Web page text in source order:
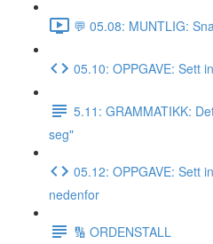
💬 05.08: MUNTLIG:
05.10: OPPGAVE: Sett
5.11: GRAMMATIKK:
seg"
05.12: OPPGAVE: Sett
nedenfor
🔢 ORDENSTALL